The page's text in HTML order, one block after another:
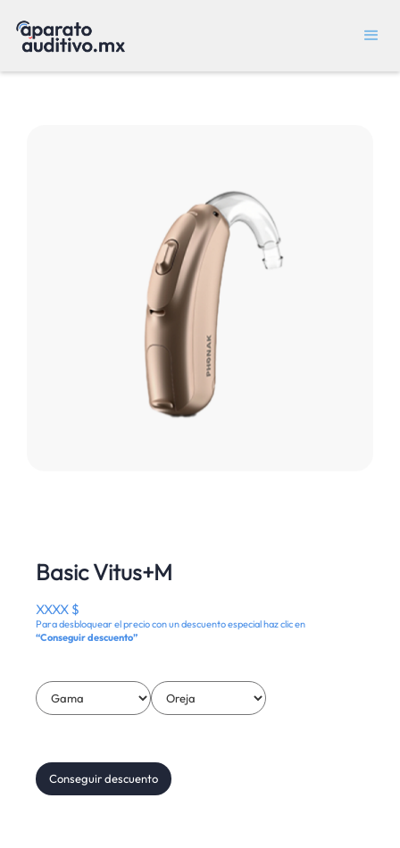
Basic Vitus+M
XXXX $
Para desbloquear el precio con un descuento especial haz clic en
“Conseguir descuento”
Conseguir descuento